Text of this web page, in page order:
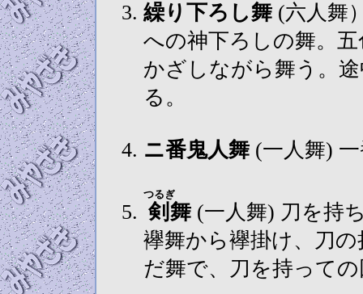
繰り下ろし舞(六人舞） 五色幣に彩られた標山から天蓋
への神下ろしの舞。
かざしながら舞う。
る。
ニ番鬼人舞 (一人舞)
剣
つるぎ
舞(一人舞) 刀を持ち舞う勇壮な舞で修験色に富む舞。
襷舞から襷掛け、刀
だ舞で、刀を持って